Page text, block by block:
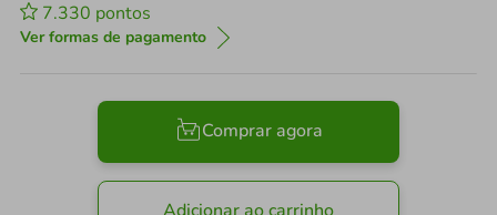
7.330 pontos
Ver formas de pagamento
Comprar agora